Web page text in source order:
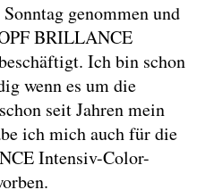
genommen und
BRILLANCE
Ich bin schon
wenn es um die
seit Jahren mein
ich mich auch für die
Intensiv-Color-